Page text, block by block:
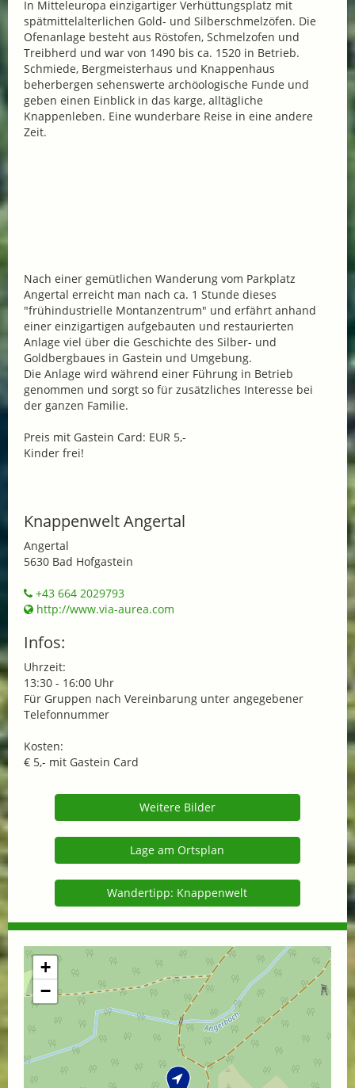
In Mitteleuropa einzigartiger Verhüttungsplatz mit
spätmittelalterlichen Gold- und Silberschmelzöfen. Die
Ofenanlage besteht aus Röstofen, Schmelzofen und
Treibherd und war von 1490 bis ca. 1520 in Betrieb.
Schmiede, Bergmeisterhaus und Knappenhaus
beherbergen sehenswerte archöologische Funde und
geben einen Einblick in das karge, alltägliche
Knappenleben. Eine wunderbare Reise in eine andere
Zeit.
Nach einer gemütlichen Wanderung vom Parkplatz
Angertal erreicht man nach ca. 1 Stunde dieses
"frühindustrielle Montanzentrum" und erfährt anhand
einer einzigartigen aufgebauten und restaurierten
Anlage viel über die Geschichte des Silber- und
Goldbergbaues in Gastein und Umgebung.
Die Anlage wird während einer Führung in Betrieb
genommen und sorgt so für zusätzliches Interesse bei
der ganzen Familie.
Preis mit Gastein Card: EUR 5,-
Kinder frei!
Knappenwelt Angertal
Angertal
5630 Bad Hofgastein
+43 664 2029793
http://www.via-aurea.com
Infos:
Uhrzeit:
13:30 - 16:00 Uhr
Für Gruppen nach Vereinbarung unter angegebener
Telefonnummer
Kosten:
€ 5,- mit Gastein Card
Weitere Bilder
Lage am Ortsplan
Wandertipp: Knappenwelt
+
−